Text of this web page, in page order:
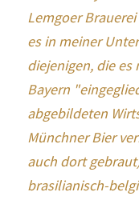
Lemgoer
es in meiner
diejenigen, die es
Bayern
abgebildeten
Münchner Bier
auch dort
brasilianisch-